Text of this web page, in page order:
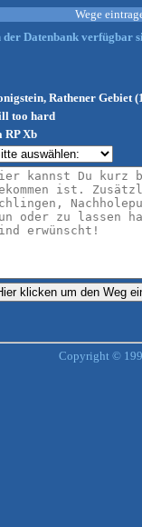
Wege
der Datenbank verfügbar
Rathener Gebiet
too hard
RP Xb
Copyright ©